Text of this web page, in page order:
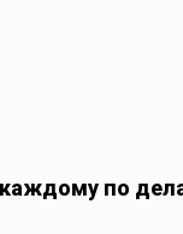
по